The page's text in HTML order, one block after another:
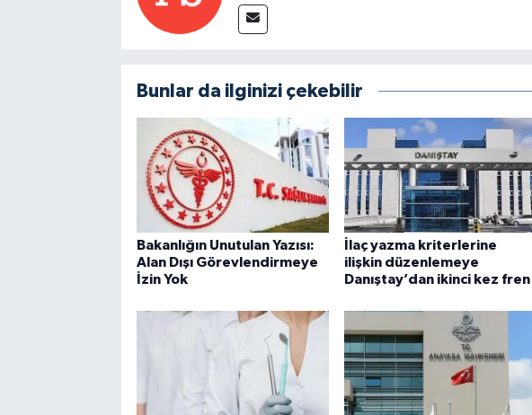
Bunlar da ilginizi çekebilir
Bakanlığın Unutulan Yazısı:
Alan Dışı Görevlendirmeye
İzin Yok
İlaç yazma kriterlerine
ilişkin düzenlemeye
Danıştay’dan ikinci kez fren